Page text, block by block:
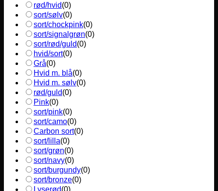
rød/hvid(0)
sort/sølv(0)
sort/chockpink(0)
sort/signalgrøn(0)
sort/rød/guld(0)
hvid/sort(0)
Grå(0)
Hvid m. blå(0)
Hvid m. sølv(0)
rød/guld(0)
Pink(0)
sort/pink(0)
sort/camo(0)
Carbon sort(0)
sort/lilla(0)
sort/grøn(0)
sort/navy(0)
sort/burgundy(0)
sort/bronze(0)
Lyserød(0)